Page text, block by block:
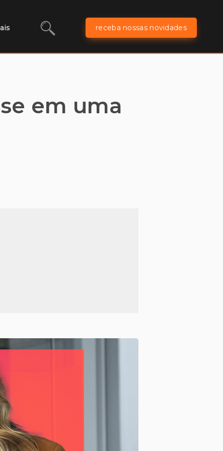
receba nossas novidades
em uma